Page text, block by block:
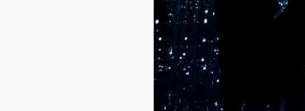
CaixaBank, CEOE y
CEPYME movilizan